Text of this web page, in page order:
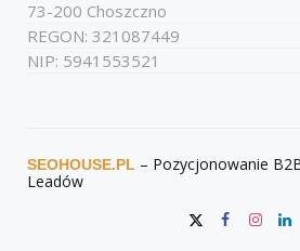
73-200 Choszczno
REGON: 321087449
NIP: 5941553521
SEOHOUSE.PL – Pozycjonowanie
Leadów